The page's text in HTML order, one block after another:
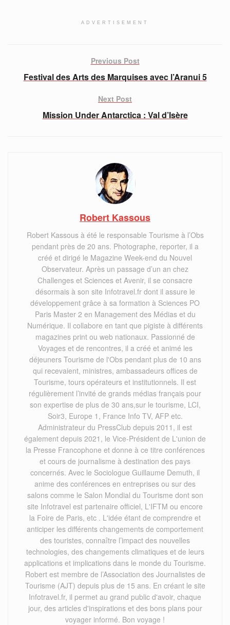
ADVERTISEMENT
Previous Post
Festival des Arts des Marquises avec l’Aranui 5
Next Post
Mission Under Antarctica : Val d’Isère
Robert Kassous
Robert Kassous à été le responsable Tourisme à l’Obs
pendant près de 20 ans. Photographe, reporter, il a
créé et dirigé le Magazine Week-end du Nouvel
Observateur. Après un passage d’un an chez
Challenges et Sciences et Avenir, il se consacre
désormais à son site Infotravel.fr dont il assure le
développement grâce à sa formation à Sciences PO
Paris Master 2 en Management des Médias et du
Numérique. Il collabore en tant que pigiste à différents
magazines print ou web nationaux. Passionné de
Voyages et de rencontres, il a créé et animé les
déjeuners Tourisme de l'Obs pendant plus de 10 ans
qui recevaient, ministres, ambassadeurs offices de
Tourisme, tours opérateurs et institutionnels. Il est
régulièrement l’invité de grands médias français pour
son expertise de plus de 30 ans,sur le tourisme, LCI,
Soir3, Europe 1, France Info TV, AFP etc.
Administrateur du PressClub depuis 2011, il est
également depuis 2021, le Vice-Président de L'union de
la Presse Francophone et donne à ce titre conférences
et cours de journalisme à destination des pays
concernés. Avec le Sociologue Guillaume Demuth, il
anime des conférences en entreprises ou sur des
salons comme le Salon Mondial du Tourisme dont son
site Infotravel est partenaire officiel, L'IFTM ou encore
la Foire de Paris, etc . L'idée étant de comprendre et
anticiper les différents changements de comportement
des touristes, connaître l’impact des nouvelles
technologies, des changements climatiques et de leurs
applications et implications dans le monde du Tourisme.
Robert est membre de l’Association des Journalistes de
Tourisme (AJT) depuis plus de 15 ans. En créant le site
Infotravel.fr, il permet au grand public d'avoir, chaque
jour, des articles d'inspirations et des bons plans pour
voyager informé. Bon voyage !